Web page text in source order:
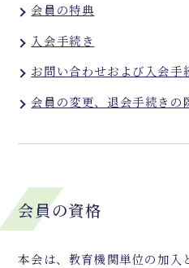
会員の特典
入会手続き
お問い合わせおよび入会手
会員の変更、退会手続きの
会員の資格
本会は、教育機関単位の加入